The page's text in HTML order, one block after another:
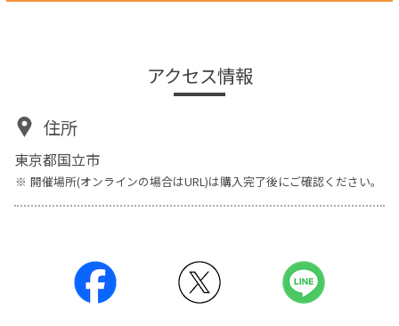
アクセス情報
住所
東京都国立市
開催場所(オンラインの場合はURL)は購入完了後にご確認ください。